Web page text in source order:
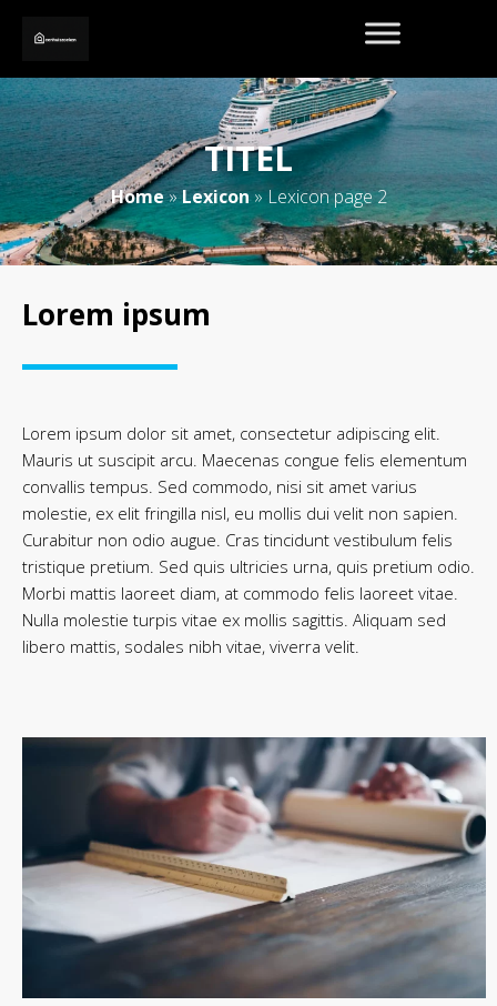
TITEL
Home»Lexicon» Lexicon page 2
Lorem ipsum
Lorem ipsum dolor sit amet, consectetur adipiscing elit.
Mauris ut suscipit arcu. Maecenas congue felis elementum
convallis tempus. Sed commodo, nisi sit amet varius
molestie, ex elit fringilla nisl, eu mollis dui velit non sapien.
Curabitur non odio augue. Cras tincidunt vestibulum felis
tristique pretium. Sed quis ultricies urna, quis pretium odio.
Morbi mattis laoreet diam, at commodo felis laoreet vitae.
Nulla molestie turpis vitae ex mollis sagittis. Aliquam sed
libero mattis, sodales nibh vitae, viverra velit.